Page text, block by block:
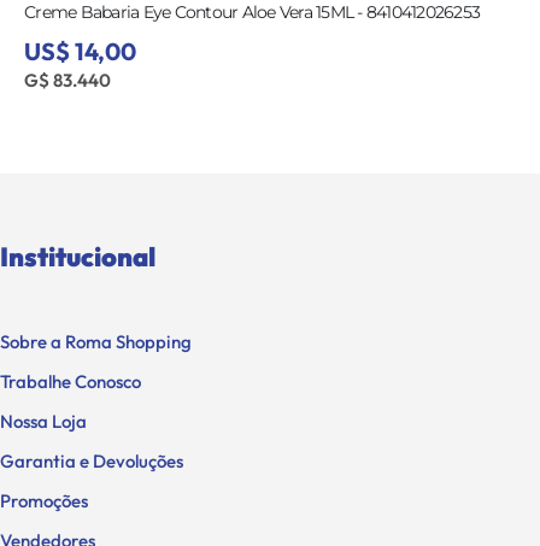
COSMETICO CLINIQUE REPAIRWEAR LASER FOCUS WRINKLE
US$ 50,00
Institucional
Sobre a Roma Shopping
Nossa Loja
Garantia e Devoluções
Promoções